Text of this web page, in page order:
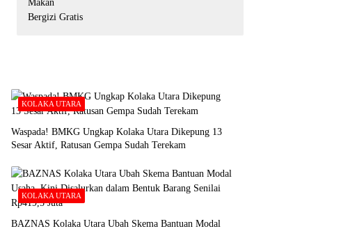
KOLAKA UTARA
Waspada! BMKG Ungkap Kolaka Utara Dikepung 13
Sesar Aktif, Ratusan Gempa Sudah Terekam
KOLAKA UTARA
BAZNAS Kolaka Utara Ubah Skema Bantuan Modal